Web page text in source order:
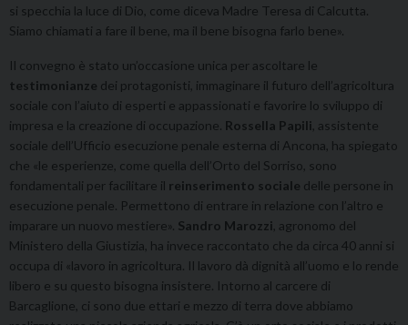
si specchia la luce di Dio, come diceva Madre Teresa di Calcutta.
Siamo chiamati a fare il bene, ma il bene bisogna farlo bene».
Il convegno è stato un’occasione unica per ascoltare le
testimonianze dei protagonisti, immaginare il futuro dell’agricoltura
sociale con l’aiuto di esperti e appassionati e favorire lo sviluppo di
impresa e la creazione di occupazione. Rossella Papili , assistente
sociale dell’Ufficio esecuzione penale esterna di Ancona, ha spiegato
che «le esperienze, come quella dell’Orto del Sorriso, sono
fondamentali per facilitare il reinserimento sociale delle persone in
esecuzione penale. Permettono di entrare in relazione con l’altro e
imparare un nuovo mestiere». Sandro Marozzi , agronomo del
Ministero della Giustizia, ha invece raccontato che da circa 40 anni si
occupa di «lavoro in agricoltura. Il lavoro dà dignità all’uomo e lo rende
libero e su questo bisogna insistere. Intorno al carcere di
Barcaglione, ci sono due ettari e mezzo di terra dove abbiamo